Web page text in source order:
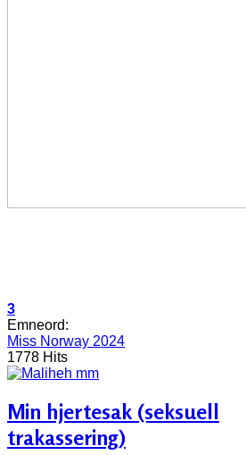
3
Emneord:
Miss Norway 2024
1778 Hits
Min hjertesak (seksuell
trakassering)